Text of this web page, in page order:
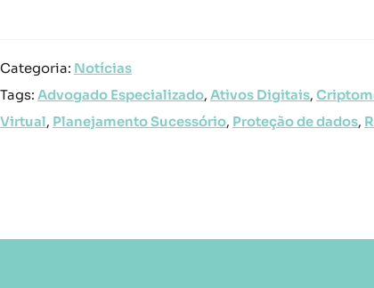
Categoria: Notícias
Tags: Advogado Especializado, Ativos Digitais,
Virtual, Planejamento Sucessório, Proteção de dados,